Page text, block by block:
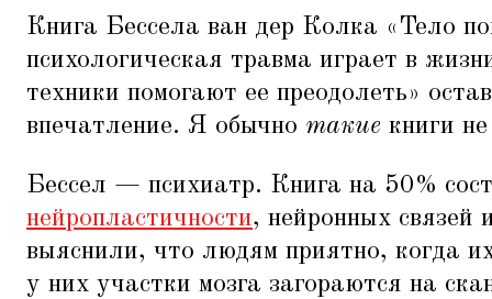
Книга Бессела ван дер Колка « Тело
психологическая травма играет в
техники помогают ее преодолеть»
впечатление. Я обычно такие книги
Бессел — психиатр. Книга на 50%
нейропластичности, нейронных связей
выяснили, что людям приятно, когда
у них участки мозга загораются на